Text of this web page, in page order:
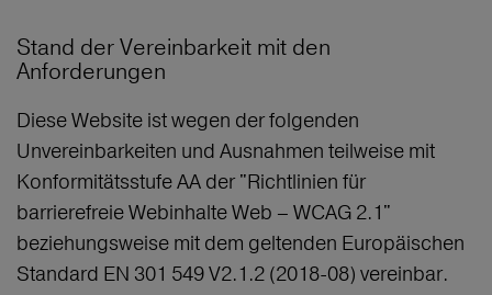
Stand der Vereinbarkeit mit den
Anforderungen
Diese Website ist wegen der folgenden
Unvereinbarkeiten und Ausnahmen teilweise mit
Konformitätsstufe AA der "Richtlinien für
barrierefreie Webinhalte Web – WCAG 2.1"
beziehungsweise mit dem geltenden Europäischen
Standard EN 301 549 V2.1.2 (2018-08) vereinbar.